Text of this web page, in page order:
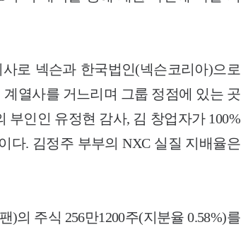
로 넥슨과 한국법인(넥슨코리아)으로
열사를 거느리며 그룹 정점에 있는 곳
부인인 유정현 감사, 김 창업자가 100%
다. 김정주 부부의 NXC 실질 지배율은
의 주식 256만1200주(지분율 0.58%)를